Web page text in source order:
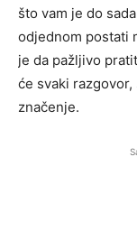
što vam je do
odjednom postati
je da pažljivo
će svaki
značenje.